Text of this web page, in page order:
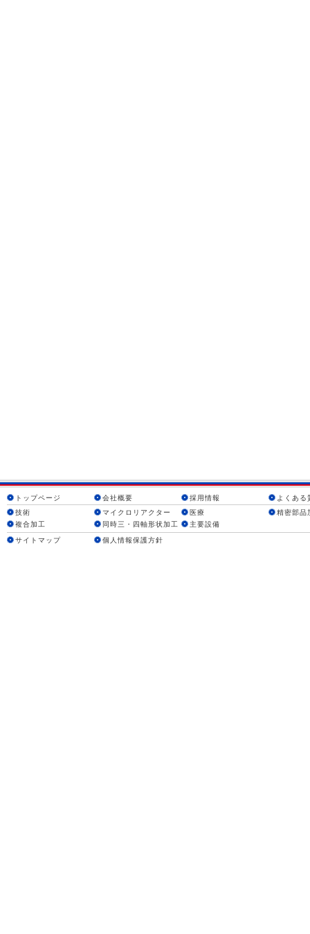
トップページ 会社概要 採用情報
よくある
技術
マイクロリアクター 医療
精密部品
複合加工
同時三・四軸形状加工 主要設備
サイトマップ 個人情報保護方針